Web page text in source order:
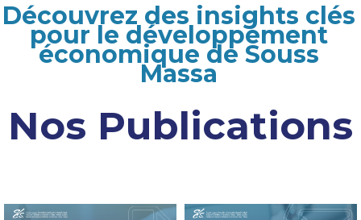
Découvrez des insights clés
pour le développement
économique de Souss
Massa
Nos Publications